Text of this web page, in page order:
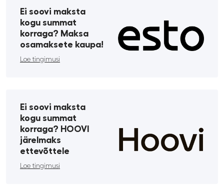
Ei soovi maksta
kogu summat
korraga? Maksa
osamaksete kaupa!
Loe tingimusi
Ei soovi maksta
kogu summat
korraga? HOOVI
järelmaks
ettevõttele
Loe tingimusi